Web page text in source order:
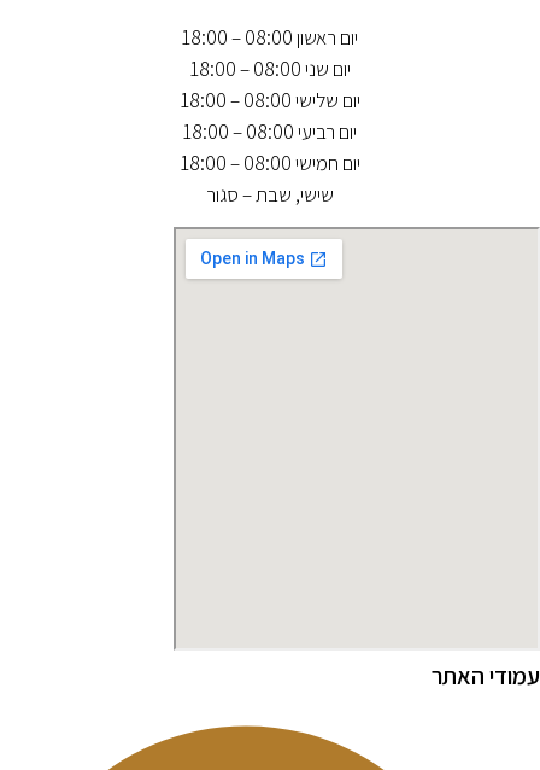
יום ראשון 08:00 – 18:00
יום שני 08:00 – 18:00
יום שלישי 08:00 – 18:00
יום רביעי 08:00 – 18:00
יום חמישי 08:00 – 18:00
שישי, שבת – סגור
האתר